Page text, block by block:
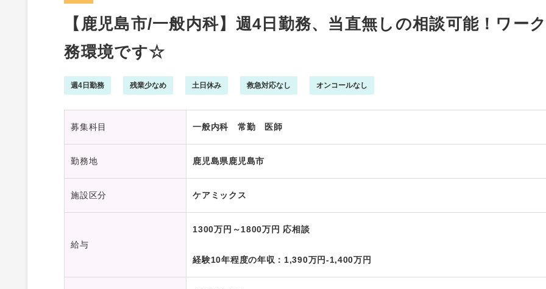
【鹿児島市/一般内科】週4日勤務、当直無しの相談可能！ワー
務環境です☆
週4日勤務 残業少なめ 土日休み 救急対応なし オンコールなし
募集科目 一般内科 常勤 医師
勤務地 鹿児島県鹿児島市
施設区分 ケアミックス
給与
1300万円～1800万円 応相談
経験10年程度の年収：1,390万円-1,400万円